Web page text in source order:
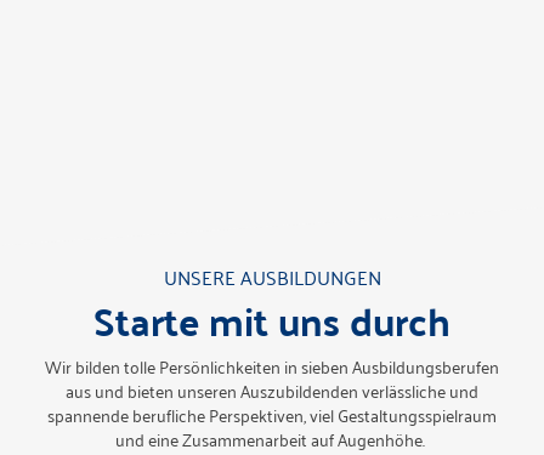
UNSERE AUSBILDUNGEN
Starte mit uns durch
Wir bilden tolle Persönlichkeiten in sieben Ausbildungsberufen
aus und bieten unseren Auszubildenden verlässliche und
spannende berufliche Perspektiven, viel Gestaltungsspielraum
und eine Zusammenarbeit auf Augenhöhe.